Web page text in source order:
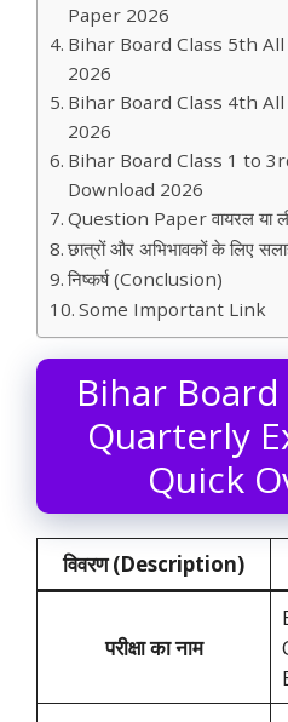
Paper 2026
Bihar Board Class 5th
2026
Bihar Board Class 4th
2026
Bihar Board Class 1 to
Download 2026
Question Paper वायरल या
छात्रों और अभिभावकों के लिए
निष्कर्ष (Conclusion)
Some Important Link
Bihar
Quarterly
Quick
विवरण (Description)
परीक्षा का नाम